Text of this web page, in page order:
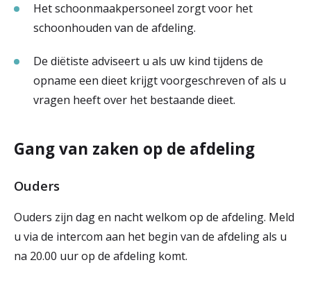
Het schoonmaakpersoneel zorgt voor het
schoonhouden van de afdeling.
De diëtiste adviseert u als uw kind tijdens de
opname een dieet krijgt voorgeschreven of als u
vragen heeft over het bestaande dieet.
Gang van zaken op de afdeling
Ouders
Ouders zijn dag en nacht welkom op de afdeling. Meld
u via de intercom aan het begin van de afdeling als u
na 20.00 uur op de afdeling komt.